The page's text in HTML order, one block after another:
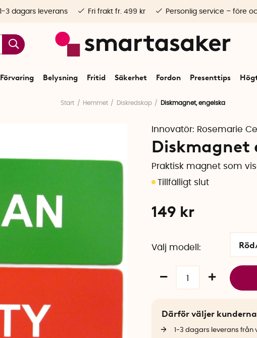
Förvaring Belysning Fritid Säkerhet Fordon Presenttips
1-3 dagars leverans Fri frakt fr. 499 kr Personlig service – före
Start Hemmet Diskredskap Diskmagnet, engelska
Innovatör: Rosemarie
Diskmagnet
Praktisk magnet som
149 kr
Välj modell
Därför väljer
1-3 dagars leverans från